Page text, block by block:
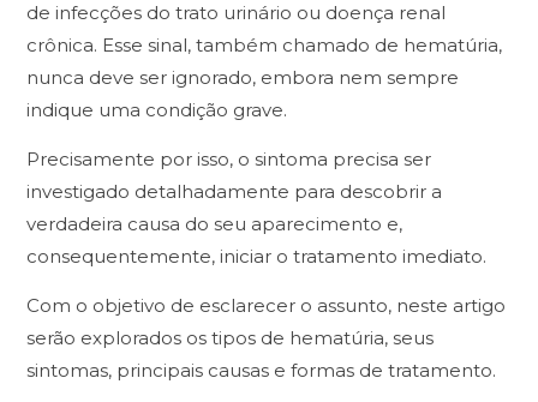
de infecções do trato urinário ou doença renal
crônica. Esse sinal, também chamado de hematúria,
nunca deve ser ignorado, embora nem sempre
indique uma condição grave.
Precisamente por isso, o sintoma precisa ser
investigado detalhadamente para descobrir a
verdadeira causa do seu aparecimento e,
consequentemente, iniciar o tratamento imediato.
Com o objetivo de esclarecer o assunto, neste artigo
serão explorados os tipos de hematúria, seus
sintomas, principais causas e formas de tratamento.